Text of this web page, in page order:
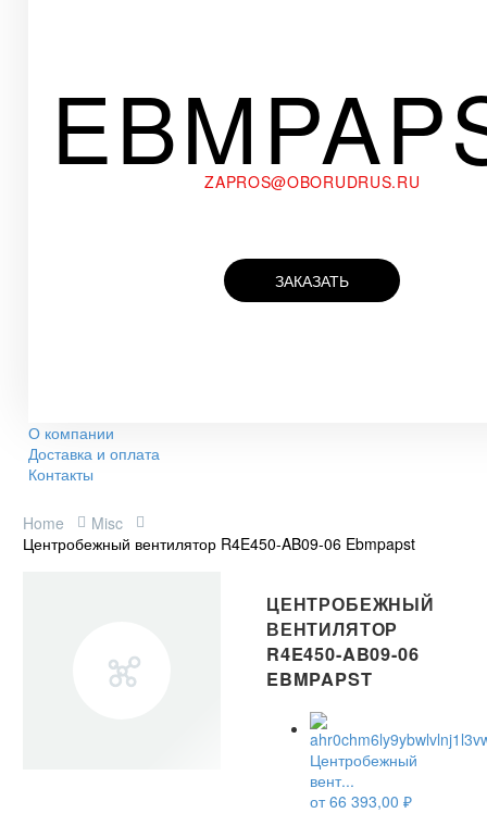
ZAPROS@OBORUDRUS.RU
ЗАКАЗАТЬ
О компании
Доставка и оплата
Контакты
Home
Misc
Центробежный вентилятор R4E450-AB09-06 Ebmpapst
ЦЕНТРОБЕЖНЫЙ
ВЕНТИЛЯТОР
R4E450-AB09-06
EBMPAPST
Центробежный
вент...
от66 393,00 ₽